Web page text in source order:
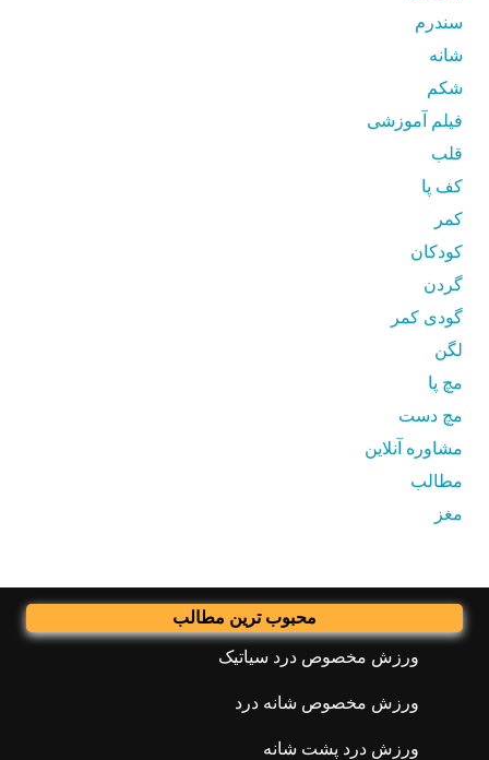
سندرم
شانه
شکم
فیلم آموزشی
قلب
کف پا
کمر
کودکان
گردن
گودی کمر
لگن
مچ پا
مچ دست
مشاوره آنلاین
مطالب
مغز
محبوب ترین مطالب
ورزش مخصوص درد سیاتیک
ورزش مخصوص شانه درد
ورزش درد پشت شانه